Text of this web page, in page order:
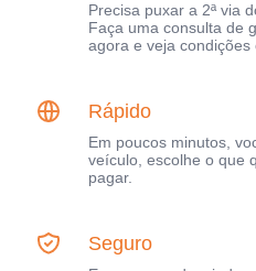
Precisa puxar a 2ª via
Faça uma consulta de
agora e veja
Rápido
Em poucos minutos,
veículo, escolhe o que
pagar.
Seguro